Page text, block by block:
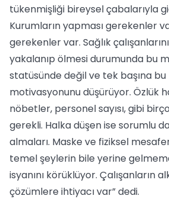
tükenmişliği bireysel çabalarıyla
Kurumların yapması gerekenler
gerekenler var. Sağlık
yakalanıp ölmesi durumunda bu
statüsünde değil ve tek başına bu
motivasyonunu düşürüyor. Özlük
nöbetler, personel sayısı, gibi
gerekli. Halka düşen ise sorumlu
almaları. Maske ve fiziksel
temel şeylerin bile yerine
isyanını körüklüyor. Çalışanların
çözümlere ihtiyacı var” dedi.